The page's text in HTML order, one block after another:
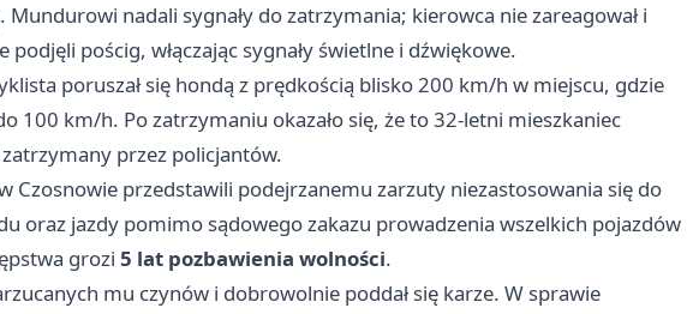
nadali sygnały do zatrzymania; kierowca nie zareagował i
podjęli pościg, włączając sygnały świetlne i dźwiękowe.
poruszał się hondą z prędkością blisko 200 km/h w miejscu, gdzie
100 km/h. Po zatrzymaniu okazało się, że to 32-letni mieszkaniec
przez policjantów.
Czosnowie przedstawili podejrzanemu zarzuty niezastosowania się do
oraz jazdy pomimo sądowego zakazu prowadzenia wszelkich pojazdów
grozi 5 lat pozbawienia wolności.
mu czynów i dobrowolnie poddał się karze. W sprawie